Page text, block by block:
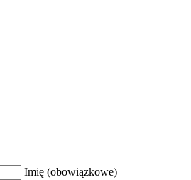
Imię (obowiązkowe)